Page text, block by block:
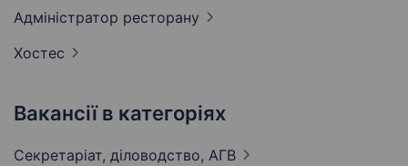
Адміністратор ресторану
Хостес
Вакансії в категоріях
Секретаріат, діловодство, АГВ